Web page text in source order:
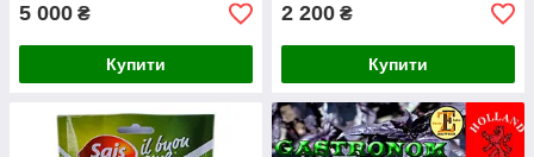
5 000 ₴
Купити
2 200 ₴
Купити